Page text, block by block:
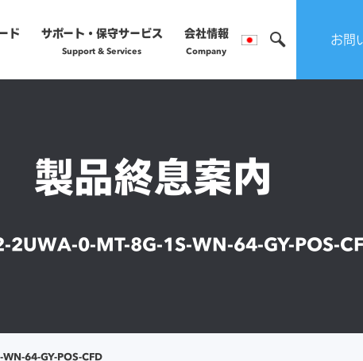
ド サポート・保守サービス
Support & Services
会社情報
Company
お問
正規販売代理店
製品終息案内
2UWA-0-MT-8G-1S-WN-64-GY-POS-
64-GY-POS-CFD